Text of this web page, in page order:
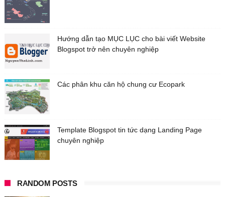
Hướng dẫn tạo MỤC LỤC cho bài viết Website
Blogspot trở nên chuyên nghiệp
Các phân khu căn hộ chung cư Ecopark
Template Blogspot tin tức dạng Landing Page
chuyên nghiệp
RANDOM POSTS